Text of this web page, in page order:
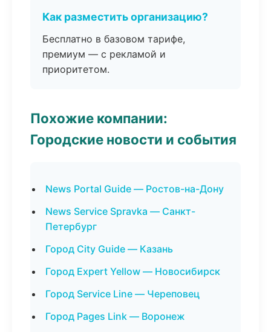
Как разместить организацию?
Бесплатно в базовом тарифе,
премиум — с рекламой и
приоритетом.
Похожие компании:
Городские новости и события
News Portal Guide — Ростов-на-Дону
News Service Spravka — Санкт-
Петербург
Город City Guide — Казань
Город Expert Yellow — Новосибирск
Город Service Line — Череповец
Город Pages Link — Воронеж